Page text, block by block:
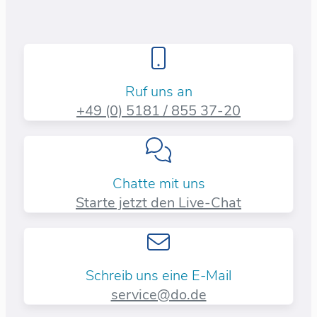
Ruf uns an
+49 (0) 5181 / 855 37-20​
Chatte mit uns
Starte jetzt den Live-Chat
Schreib uns eine E-Mail
service@do.de